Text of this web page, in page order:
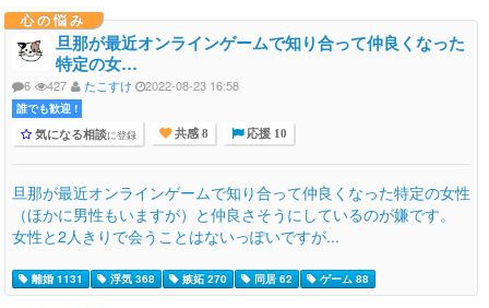
心の悩み
旦那が最近オンラインゲームで知り合って仲良くなった
特定の女…
6 427 たこすけ 2022-08-23 16:58
誰でも歓迎 !
気になる相談に登録 共感 8 応援 10
旦那が最近オンラインゲームで知り合って仲良くなった特定の女性
（ほかに男性もいますが）と仲良さそうにしているのが嫌です。
女性と2人きりで会うことはないっぽいですが...
離婚 1131 浮気 368 嫉妬 270 同居 62 ゲーム 88